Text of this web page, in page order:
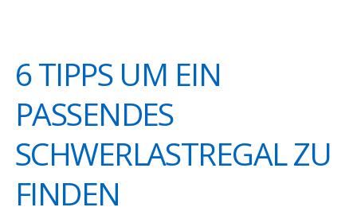
6 TIPPS UM EIN
PASSENDES
SCHWERLASTREGAL ZU
FINDEN